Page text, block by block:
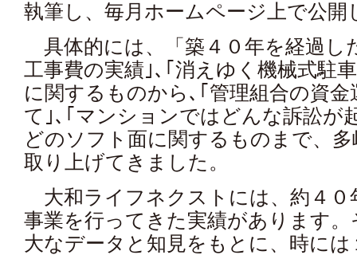
執筆し、毎月ホームページ上で公開
具体的には、「築４０年を経過し
工事費の実績｣､｢消えゆく機械式駐
に関するものから､｢管理組合の資
て｣､｢マンションではどんな訴訟が
どのソフト面に関するものまで、
取り上げてきました。
大和ライフネクストには、約４０
事業を行ってきた実績があります
大なデータと知見をもとに、時には